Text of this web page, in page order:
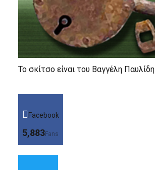
Το σκίτσο είναι του Βαγγέλη Παυλίδη
Facebook
5,883Fans